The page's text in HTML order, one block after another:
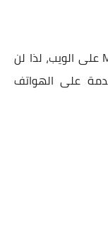
هذه الطريقة متاحة فقط في خدمة Meet على الويب، لذا لن
على الهواتف